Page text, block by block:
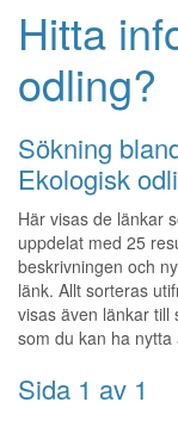
Hitta
odling?
Sökning
Ekologisk
Här visas de länkar
uppdelat med 25
beskrivningen och
länk. Allt sorteras
visas även länkar till
som du kan ha nytta
Sida 1 av 1